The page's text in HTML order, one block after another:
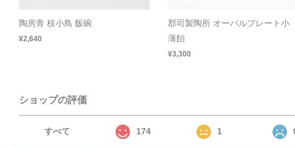
陶房青 枝小鳥 飯碗
¥2,640
郡司製陶所 オーバルプレート小
薄飴
¥3,300
ショップの評価
すべて 174 1